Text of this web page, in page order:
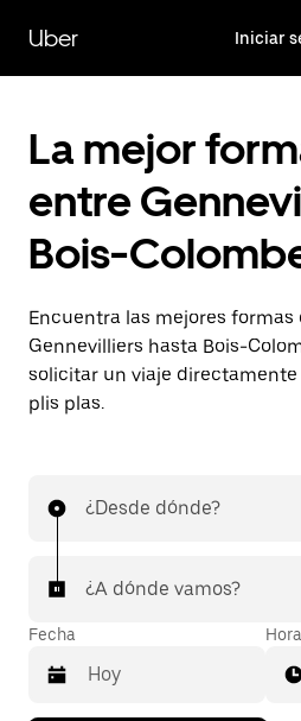
contenido
principal
Uber Iniciar
La mejor
entre
Bois-
Encuentra las mejores formas
Gennevilliers hasta Bois-
solicitar un viaje
plis plas.
¿Desde dónde?
¿A dónde vamos?
Fecha Hora